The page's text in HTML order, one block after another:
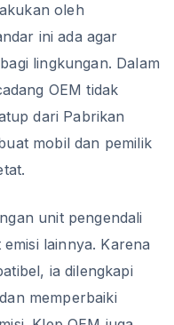
oleh
ini ada agar
lingkungan. Dalam
OEM tidak
dari Pabrikan
mobil dan pemilik
unit pengendali
lainnya. Karena
ia dilengkapi
memperbaiki